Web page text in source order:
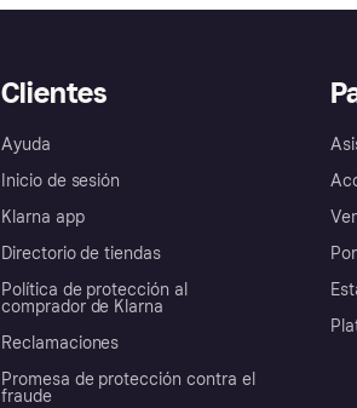
Clientes
Ayuda
Inicio de sesión
Klarna app
Directorio de tiendas
Política de protección al
comprador de Klarna
Reclamaciones
Promesa de protección contra el
fraude